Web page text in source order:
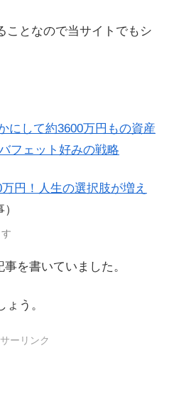
ことなので当サイトでもシ
にして約3600万円もの資産
フェット好みの戦略
円！人生の選択肢が増え
を書いていました。
う。
ーリンク